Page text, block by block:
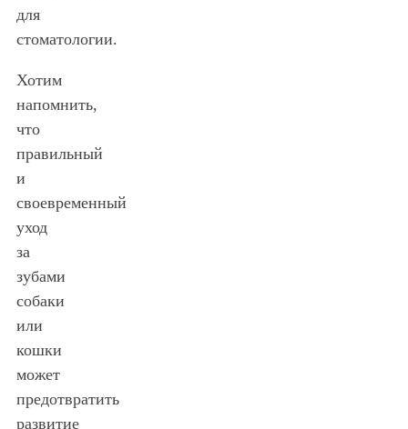
для
стоматологии.
Хотим
напомнить,
что
правильный
и
своевременный
уход
за
зубами
собаки
или
кошки
может
предотвратить
развитие